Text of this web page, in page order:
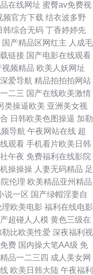
日韩孕妇最黄 俺去啦中文网
区二区三区 国产91一区 国产
讪 日韩网址91 久久美女一区
ts伪娘视频网站 最新国产亚
黄色性交片在线 91永久免费
综合 蜜桃成人在线播放网站
良的嫂子 99热无码 九一性生
交合集 av超碰久操 午夜性免
国产原创露脸精品 91王站 午
在线播放成人网站 天堂中文
在线久久草 78日韩无码 可
在线网址 蜜臀av免费视
频官方下载 结衣波多野
韩综合无码 丁香婷婷先
国产精品区网红主 人成毛
链接 国产电影在线观看
视频精品 欧美人妖网址
爱导航 精品拍拍拍网站
二三 国产在线欧美激情
类操逼欧美 亚洲美女视
日韩欧美色图操逼 加勒
导航 午夜网站在线 超
观看 手机看片欧美日韩
午夜 免费福利在线影院
操操操 人妻无码精品 足
伦理 欧美精品亚州精品
说一区 国产绿帽淫妻自
理欧美电影 福利在线电影
超碰人人模 黄色三级在
勒比欧美性爱 深夜福利视
费 国内操大笔AA级 免
品一二三四 成人美女网
欧美日韩大陆 午夜福利